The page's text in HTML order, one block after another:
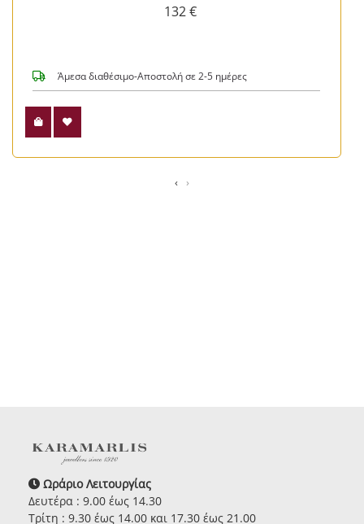
132 €
Άμεσα διαθέσιμο-Αποστολή σε 2-5 ημέρες
‹ ›
Ωράριο Λειτουργίας
Δευτέρα : 9.00 έως 14.30
Τρίτη : 9.30 έως 14.00 και 17.30 έως 21.00